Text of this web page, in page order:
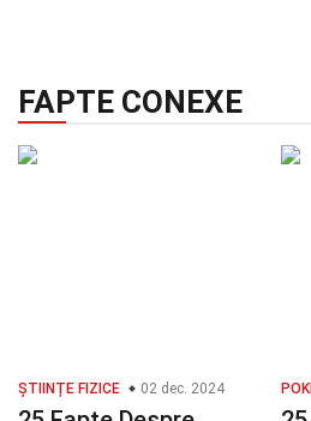
FAPTE CONEXE
ȘTIINȚE FIZICE 02 dec. 2024